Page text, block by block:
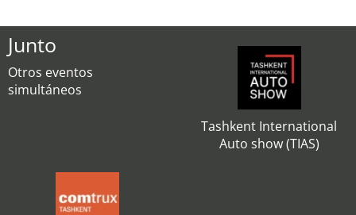
Junto
Otros eventos
simultáneos
Tashkent International
Auto show (TIAS)